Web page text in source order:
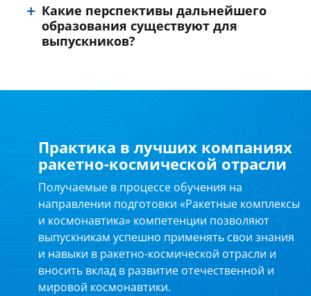
Какие перспективы дальнейшего
образования существуют для
выпускников?
Практика в лучших компаниях
ракетно-космической отрасли
Получаемые в процессе обучения на
направлении подготовки «Ракетные комплексы
и космонавтика» компетенции позволяют
выпускникам успешно применять свои знания
и навыки в ракетно-космической отрасли и
вносить вклад в развитие отечественной и
мировой космонавтики.